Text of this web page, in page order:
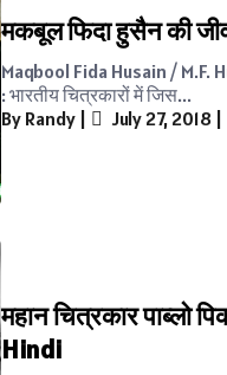
मकबूल फिदा हुसैन की
Maqbool Fida Husain / M.F.
: भारतीय चित्रकारों में जिस...
By Randy | July 27, 2018 |
महान चित्रकार पाब्लो
Hindi